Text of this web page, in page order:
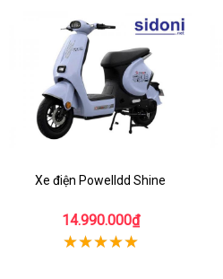
Xe điện Powelldd Shine
14.990.000₫